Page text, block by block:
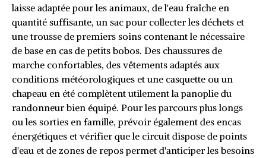
laisse adaptée pour les animaux, de l'eau fraîche en
quantité suffisante, un sac pour collecter les déchets et
une trousse de premiers soins contenant le nécessaire
de base en cas de petits bobos. Des chaussures de
marche confortables, des vêtements adaptés aux
conditions météorologiques et une casquette ou un
chapeau en été complètent utilement la panoplie du
randonneur bien équipé. Pour les parcours plus longs
ou les sorties en famille, prévoir également des encas
énergétiques et vérifier que le circuit dispose de points
d'eau et de zones de repos permet d'anticiper les besoins